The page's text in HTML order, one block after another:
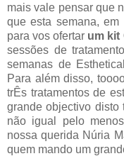
mais vale pensar que
que esta semana, em
para vos ofertar um kit
sessões de
semanas de
Para além disso,
trÊs tratamentos de
grande objectivo disto
não igual pelo
nossa querida Núria
quem mando um